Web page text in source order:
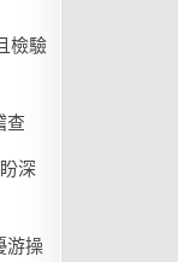
檢驗
查
深
游操